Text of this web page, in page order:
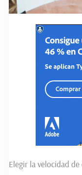
Elegir la velocidad